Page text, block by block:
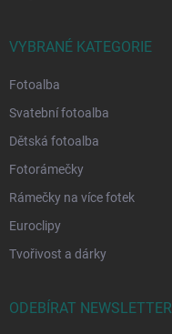
VYBRANÉ KATEGORIE
Fotoalba
Svatební fotoalba
Dětská fotoalba
Fotorámečky
Rámečky na více fotek
Euroclipy
Tvořivost a dárky
ODEBÍRAT NEWSLETTER